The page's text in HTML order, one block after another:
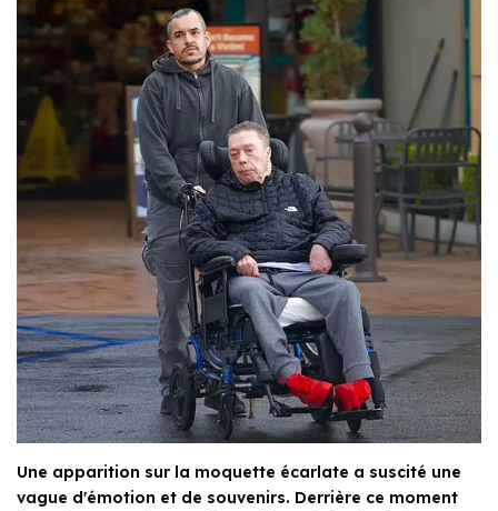
Une apparition sur la moquette écarlate a suscité une
vague d'émotion et de souvenirs. Derrière ce moment